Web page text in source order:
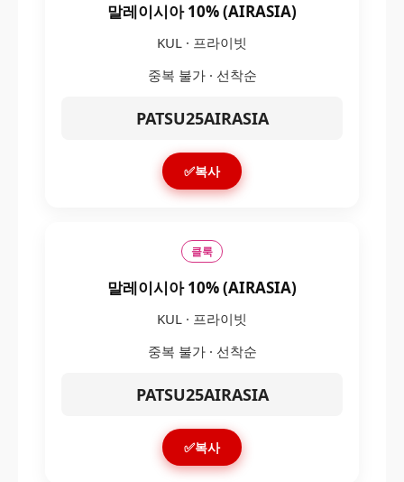
말레이시아 10% (AIRASIA)
KUL · 프라이빗
중복 불가 · 선착순
PATSU25AIRASIA
✅복사
클룩
말레이시아 10% (AIRASIA)
KUL · 프라이빗
중복 불가 · 선착순
PATSU25AIRASIA
✅복사